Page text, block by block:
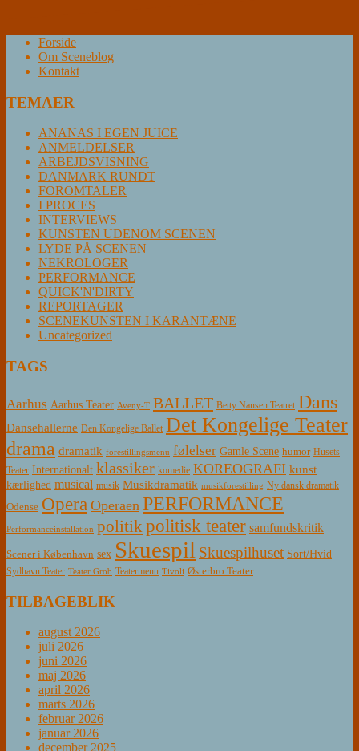
Forside
Om Sceneblog
Kontakt
TEMAER
ANANAS I EGEN JUICE
ANMELDELSER
ARBEJDSVISNING
DANMARK RUNDT
FOROMTALER
I PROCES
INTERVIEWS
KUNSTEN UDENOM SCENEN
LYDE PÅ SCENEN
NEKROLOGER
PERFORMANCE
QUICK'N'DIRTY
REPORTAGER
SCENEKUNSTEN I KARANTÆNE
Uncategorized
TAGS
Aarhus Aarhus Teater Aveny-T BALLET Betty Nansen Teatret Dans
Dansehallerne Den Kongelige Ballet Det Kongelige Teater
drama dramatik forestillingsmenu følelser Gamle Scene humor Husets
Teater Internationalt klassiker komedie KOREOGRAFI kunst
kærlighed musical musik Musikdramatik musikforestilling Ny dansk dramatik
Odense Opera Operaen PERFORMANCE
Performanceinstallation politikpolitisk teater samfundskritik
Scener i København sex Skuespil Skuespilhuset Sort/Hvid
Sydhavn Teater Teater Grob Teatermenu Tivoli Østerbro Teater
TILBAGEBLIK
august 2026
juli 2026
juni 2026
maj 2026
april 2026
marts 2026
februar 2026
januar 2026
december 2025